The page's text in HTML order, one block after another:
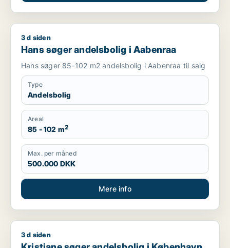
Hans søger andelsbolig i Aabenraa
3 d siden
Hans søger andelsbolig i Aabenraa
Hans søger 85-102 m2 andelsbolig i Aabenraa til salg
Type
Andelsbolig
Areal
85 - 102 m2
Max. per måned
500.000 DKK
Mere info
Kristiane søger andelsbolig i København, Frederiksberg
3 d siden